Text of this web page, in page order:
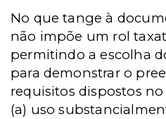
No que tange à
não impõe um rol
permitindo a escolha
para demonstrar o
requisitos dispostos
(a) uso